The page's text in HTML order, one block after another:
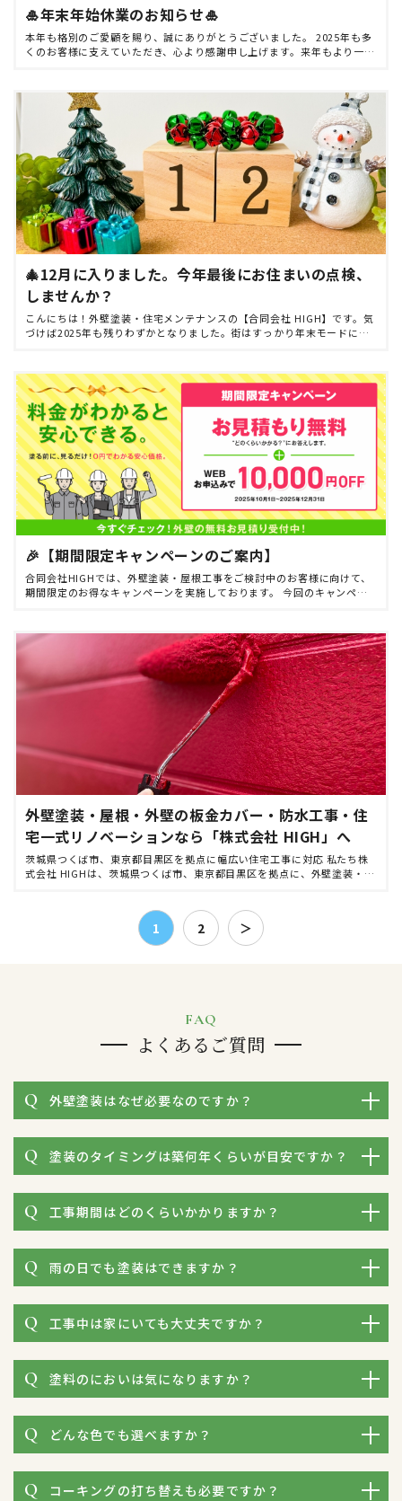
🎍年末年始休業のお知らせ🎍
本年も格別のご愛顧を賜り、誠にありがとうございました。 2025年も多
くのお客様に支えていただき、心より感謝申し上げます。来年もより一層
🎄12月に入りました。今年最後にお住まいの点検、
しませんか？
こんにちは！外壁塗装・住宅メンテナンスの【合同会社 HIGH】です。気
づけば2025年も残りわずかとなりました。街はすっかり年末モードに入
🎉【期間限定キャンペーンのご案内】
合同会社HIGHでは、外壁塗装・屋根工事をご検討中のお客様に向けて、
期間限定のお得なキャンペーンを実施しております。 今回のキャンペー
外壁塗装・屋根・外壁の板金カバー・防水工事・住
宅一式リノベーションなら「株式会社 HIGH」へ
茨城県つくば市、東京都目黒区を拠点に幅広い住宅工事に対応 私たち株
式会社 HIGHは、茨城県つくば市、東京都目黒区を拠点に、外壁塗装・屋
1 2 ＞
FAQ
よくあるご質問
外壁塗装はなぜ必要なのですか？
塗装のタイミングは築何年くらいが目安ですか？
工事期間はどのくらいかかりますか？
雨の日でも塗装はできますか？
工事中は家にいても大丈夫ですか？
塗料のにおいは気になりますか？
どんな色でも選べますか？
コーキングの打ち替えも必要ですか？